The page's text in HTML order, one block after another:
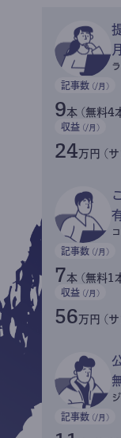
記事数 (/月)
9本 (無料4
収益 (/月)
24万円 (
記事数 (/月)
7本 (無料1
収益 (/月)
56万円 (
記事数 (/月)